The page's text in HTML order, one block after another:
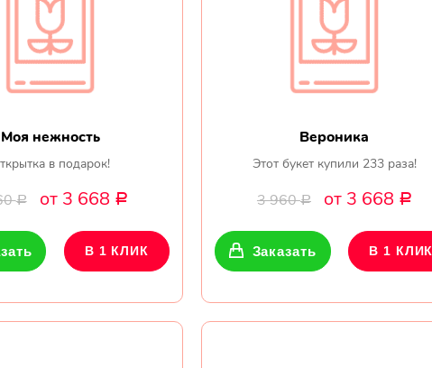
Моя нежность
в подарок!
Р от 3 668 Р
В 1 КЛИК
Вероника
Этот букет купили 233 раза!
3 960Р от 3 668 Р
Заказать В 1 КЛИК